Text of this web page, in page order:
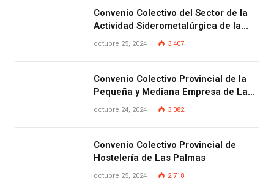
Convenio Colectivo del Sector de la
Actividad Siderometalúrgica de la
Provincia de Las Palmas
octubre 25, 2024 3.407
Convenio Colectivo Provincial de la
Pequeña y Mediana Empresa de Las
Palmas.
octubre 24, 2024 3.082
Convenio Colectivo Provincial de
Hostelería de Las Palmas
octubre 25, 2024 2.718